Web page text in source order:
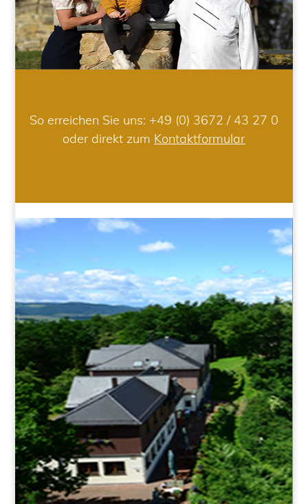
So erreichen Sie uns: +49 (0) 3672 / 43 27 0
oder direkt zum Kontaktformular
HOTEL